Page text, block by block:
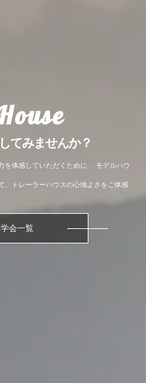
てみませんか？
を体感していただくために、 モデルハウ
、トレーラーハウスの心地よさをご体感
会一覧